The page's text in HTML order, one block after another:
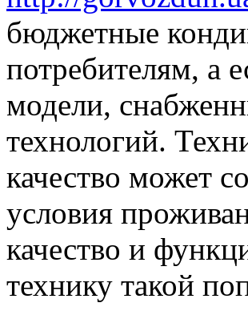
бюджетные
потребителям, а
модели,
технологий.
качество может
условия
качество и
технику такой